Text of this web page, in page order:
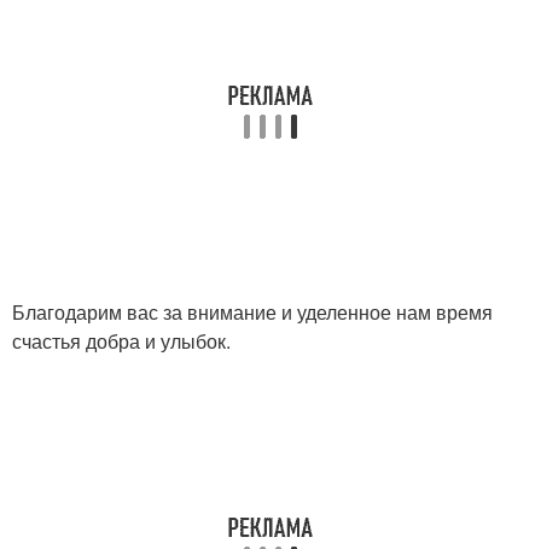
Благодарим вас за внимание и уделенное нам время
счастья добра и улыбок.